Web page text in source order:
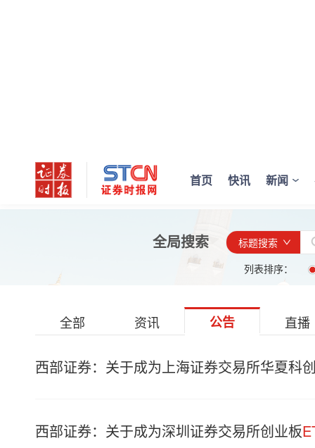
首页 快讯 新闻
全局搜索
标题搜索
列表排序：
全部 资讯 公告 直播
西部证券：关于成为上海证券交易所华夏科
西部证券：关于成为深圳证券交易所创业板